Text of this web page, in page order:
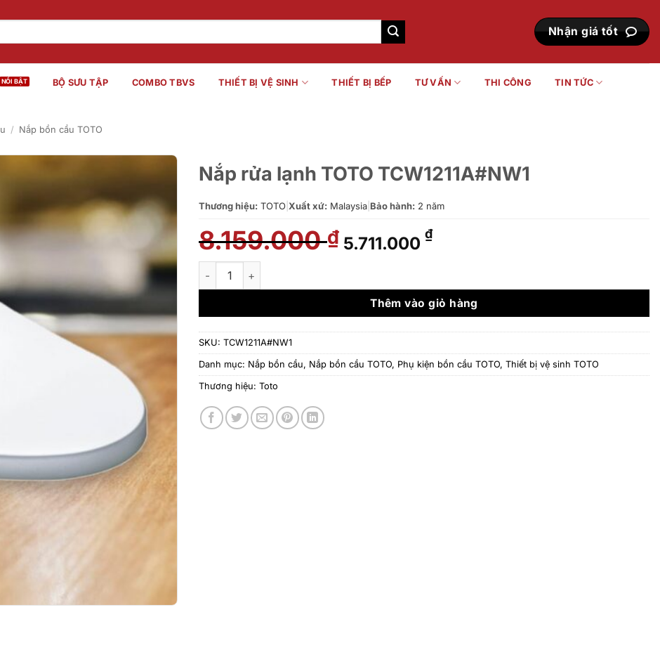
Nhận giá tốt
BỘ SƯU TẬP COMBO TBVS THIẾT BỊ VỆ SINH THIẾT BỊ BẾP TƯ VẤN THI CÔNG TIN TỨC
/ Nắp bồn cầu TOTO
Nắp rửa lạnh TOTO TCW1211A#NW1
Thương hiệu: TOTO Xuất xứ: Malaysia Bảo hành: 2 năm
8.159.000₫ Giá
gốc
8.159.000 ₫.
5.711.000 ₫Giá
là:
5.711.000 ₫.
Nắp rửa lạnh TOTO TCW1211A#NW1 số lượng
Thêm vào giỏ hàng
SKU: TCW1211A#NW1
Danh mục: Nắp bồn cầu, Nắp bồn cầu TOTO, Phụ kiện bồn cầu TOTO, Thiết bị vệ sinh TOTO
Thương hiệu: Toto